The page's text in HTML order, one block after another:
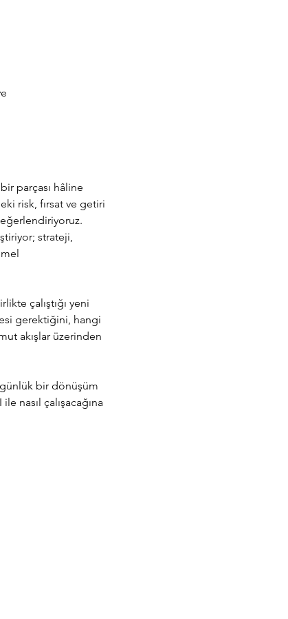
parçası hâline
risk, fırsat ve getiri
strateji,
çalıştığı yeni
gerektiğini, hangi
akışlar üzerinden
bir dönüşüm
nasıl çalışacağına